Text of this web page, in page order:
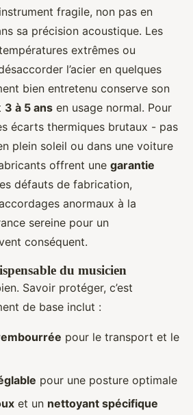
fragile, non pas en
sa précision acoustique. Les
extrêmes ou
l’acier en quelques
bien entretenu conserve son
3 à 5 ans en usage normal. Pour
écarts thermiques brutaux - pas
plein soleil ou dans une voiture
offrent une garantie
défauts de fabrication,
anormaux à la
sereine pour un
conséquent.
du musicien
Savoir protéger, c’est
de base inclut :
pour le transport et le
pour une posture optimale
et un nettoyant spécifique